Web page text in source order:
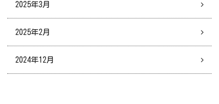
2025年3月
2025年2月
2024年12月